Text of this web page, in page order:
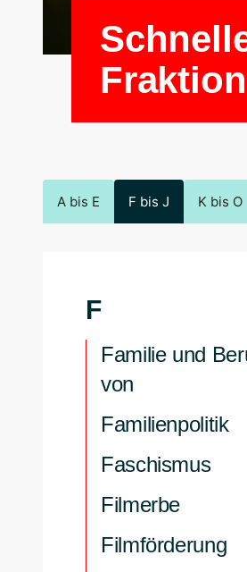
A bis E F bis J K bis O
F
Familie und
von
Familienpolitik
Faschismus
Filmerbe
Filmförderung